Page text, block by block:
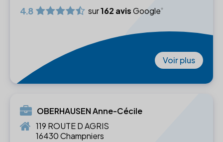
4.8 sur162 avisGoogle
Voir plus
OBERHAUSEN Anne-Cécile
119 ROUTE D AGRIS
16430 Champniers